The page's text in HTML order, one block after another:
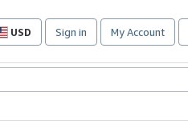
USD
Site
preferences
Sign in My Account